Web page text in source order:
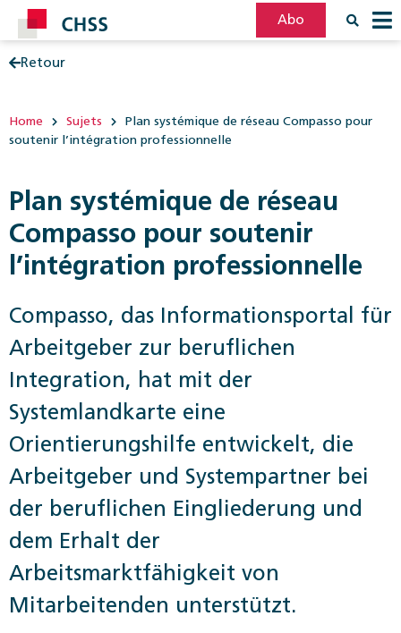
Abo
Retour
Home Sujets
Plan systémique de réseau Compasso pour
soutenir l’intégration professionnelle
Plan systémique de réseau
Compasso pour soutenir
l’intégration professionnelle
Compasso, das Informationsportal für
Arbeitgeber zur beruflichen
Integration, hat mit der
Systemlandkarte eine
Orientierungshilfe entwickelt, die
Arbeitgeber und Systempartner bei
der beruflichen Eingliederung und
dem Erhalt der
Arbeitsmarktfähigkeit von
Mitarbeitenden unterstützt.